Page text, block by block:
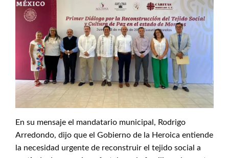
En su mensaje el mandatario municipal, Rodrigo
Arredondo, dijo que el Gobierno de la Heroica entiende
la necesidad urgente de reconstruir el tejido social a